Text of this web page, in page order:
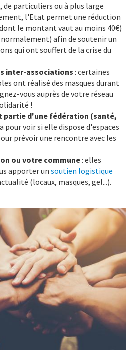
, de particuliers ou à plus large
l'Etat permet une réduction
le montant vaut au moins 40€)
normalement) afin de soutenir un
qui ont souffert de la crise du
inter-associations : certaines
ont réalisé des masques durant
vous auprès de votre réseau
!
partie d'une fédération (santé,
pour voir si elle dispose d'espaces
prévoir une rencontre avec les
ou votre commune: elles
apporter un soutien logistique
(locaux, masques, gel...).